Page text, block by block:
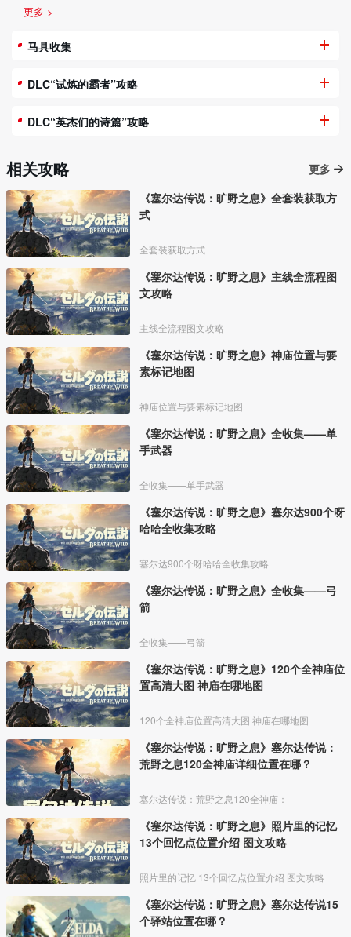
更多 >
马具收集
DLC“试炼的霸者”攻略
DLC“英杰们的诗篇”攻略
相关攻略
更多
《塞尔达传说：旷野之息》全套装获取方
式
全套装获取方式
《塞尔达传说：旷野之息》主线全流程图
文攻略
主线全流程图文攻略
《塞尔达传说：旷野之息》神庙位置与要
素标记地图
神庙位置与要素标记地图
《塞尔达传说：旷野之息》全收集——单
手武器
全收集——单手武器
《塞尔达传说：旷野之息》塞尔达900个呀
哈哈全收集攻略
塞尔达900个呀哈哈全收集攻略
《塞尔达传说：旷野之息》全收集——弓
箭
全收集——弓箭
《塞尔达传说：旷野之息》120个全神庙位
置高清大图 神庙在哪地图
120个全神庙位置高清大图 神庙在哪地图
《塞尔达传说：旷野之息》塞尔达传说：
荒野之息120全神庙详细位置在哪？
塞尔达传说：荒野之息120全神庙：
《塞尔达传说：旷野之息》照片里的记忆
13个回忆点位置介绍 图文攻略
照片里的记忆 13个回忆点位置介绍 图文攻略
《塞尔达传说：旷野之息》塞尔达传说15
个驿站位置在哪？